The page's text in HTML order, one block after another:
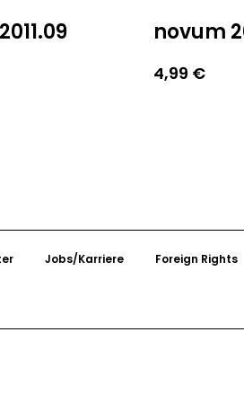
novum
4,99 €
Jobs/Karriere Foreign Rights